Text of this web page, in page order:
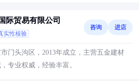
际贸易有限公司
实性核验
咨询 进店
门头沟区，2013年成立，主营五金建材
专业权威，经验丰富。